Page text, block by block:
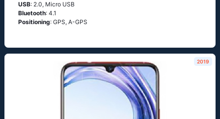
USB: 2.0, Micro USB
Bluetooth: 4.1
Positioning: GРS, А-GРS
2019